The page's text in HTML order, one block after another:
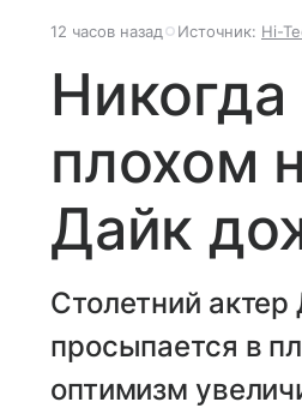
12 часов назад Источник: Hi-
плохом
Дайк
Столетний актер
просыпается в
оптимизм